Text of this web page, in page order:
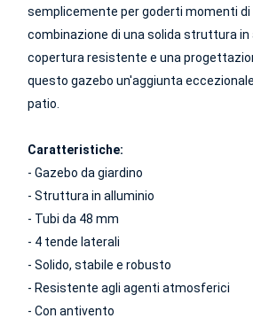
semplicemente per goderti momenti di
combinazione di una solida struttura in
copertura resistente e una
questo gazebo un'aggiunta
patio.
Caratteristiche:
- Gazebo da giardino
- Struttura in alluminio
- Tubi da 48 mm
- 4 tende laterali
- Solido, stabile e robusto
- Resistente agli agenti atmosferici
- Con antivento